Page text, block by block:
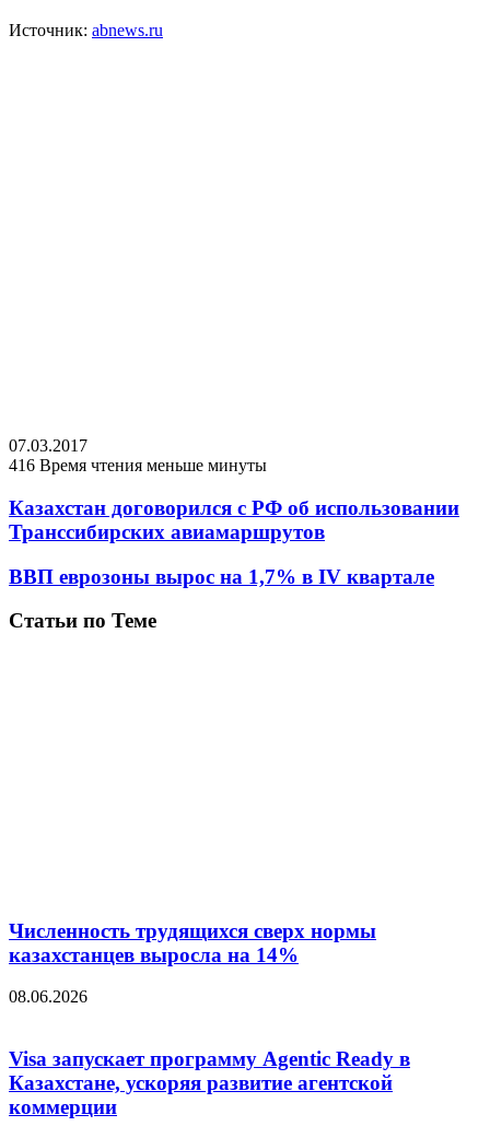
Источник: abnews.ru
07.03.2017
416 Время чтения меньше минуты
Казахстан договорился с РФ об использовании
Транссибирских авиамаршрутов
ВВП еврозоны вырос на 1,7% в IV квартале
Статьи по Теме
Численность трудящихся сверх нормы
казахстанцев выросла на 14%
08.06.2026
Visa запускает программу Agentic Ready в
Казахстане, ускоряя развитие агентской
коммерции